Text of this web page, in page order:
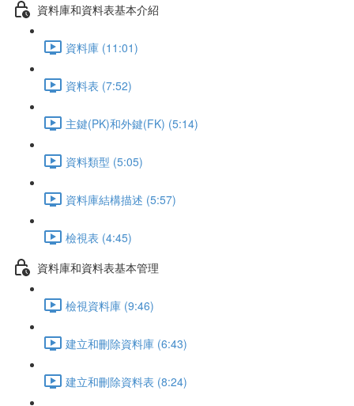
資料庫和資料表基本介紹
資料庫 (11:01)
資料表 (7:52)
主鍵(PK)和外鍵(FK) (5:14)
資料類型 (5:05)
資料庫結構描述 (5:57)
檢視表 (4:45)
資料庫和資料表基本管理
檢視資料庫 (9:46)
建立和刪除資料庫 (6:43)
建立和刪除資料表 (8:24)